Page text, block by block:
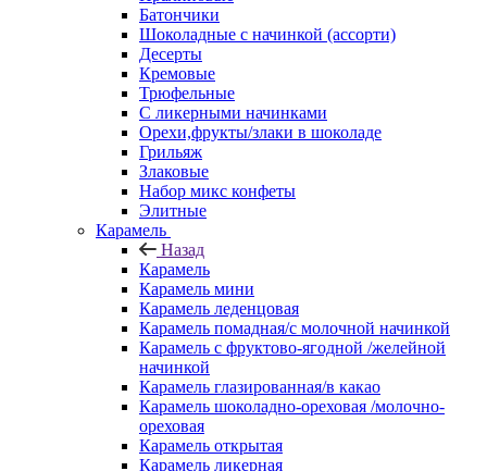
Батончики
Шоколадные с начинкой (ассорти)
Десерты
Кремовые
Трюфельные
С ликерными начинками
Орехи,фрукты/злаки в шоколаде
Грильяж
Злаковые
Набор микс конфеты
Элитные
Карамель
Назад
Карамель
Карамель мини
Карамель леденцовая
Карамель помадная/с молочной начинкой
Карамель с фруктово-ягодной /желейной
начинкой
Карамель глазированная/в какао
Карамель шоколадно-ореховая /молочно-
ореховая
Карамель открытая
Карамель ликерная